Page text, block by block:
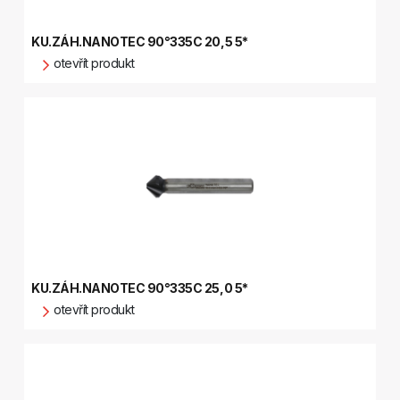
KU.ZÁH.NANOTEC 90°335C 20,5 5*
otevřít produkt
KU.ZÁH.NANOTEC 90°335C 25,0 5*
otevřít produkt